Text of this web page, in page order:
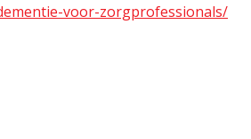
voor-zorgprofessionals/